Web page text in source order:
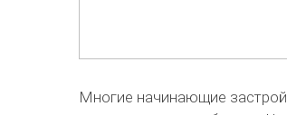
Многие начинающие